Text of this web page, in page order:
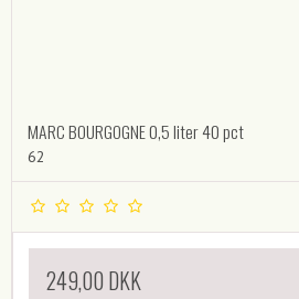
MARC BOURGOGNE 0,5 liter 40 pct
62
249,00 DKK